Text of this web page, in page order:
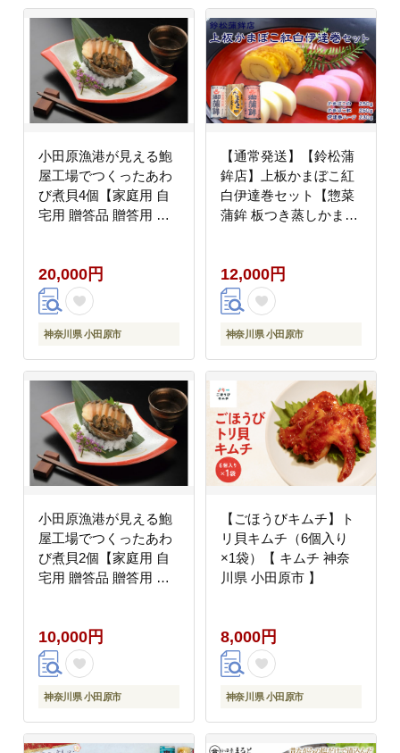
小田原漁港が見える鮑
屋工場でつくったあわ
び煮貝4個【家庭用 自
宅用 贈答品 贈答用 ギ
父の日 母の日 贈り物
日本酒 焼酎 神奈川県
小田原市 】
20,000円
神奈川県 小田原市
【通常発送】【鈴松蒲
鉾店】上板かまぼこ紅
白伊達巻セット【惣菜
蒲鉾 板つき蒸しかまぼ
ぼこ 厳選した高級な白
身魚のグチ 神奈川県 小
田原市 】
12,000円
神奈川県 小田原市
小田原漁港が見える鮑
屋工場でつくったあわ
び煮貝2個【家庭用 自
宅用 贈答品 贈答用 ギ
父の日 母の日 贈り物
日本酒 焼酎 神奈川県
小田原市 】
10,000円
神奈川県 小田原市
【ごほうびキムチ】ト
リ貝キムチ（6個入り
×1袋）【 キムチ 神奈
川県 小田原市 】
8,000円
神奈川県 小田原市